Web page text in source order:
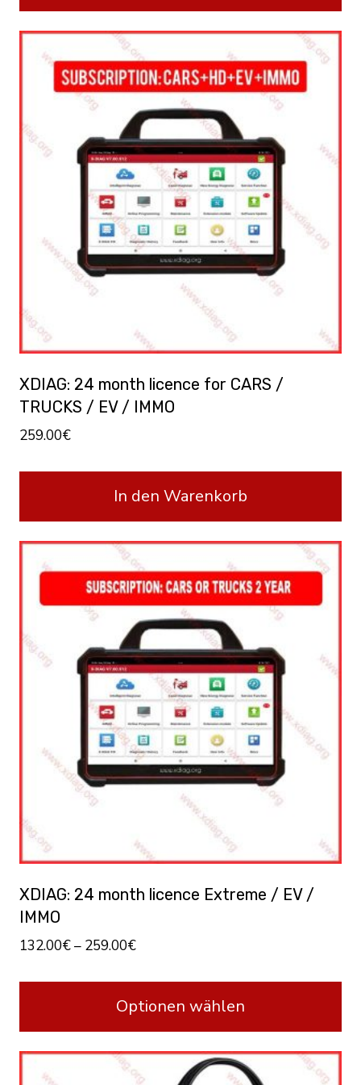
XDIAG: 24 month licence for CARS /
TRUCKS / EV / IMMO
259.00€
In den Warenkorb
XDIAG: 24 month licence Extreme / EV /
IMMO
132.00€– 259.00€
Optionen wählen
product